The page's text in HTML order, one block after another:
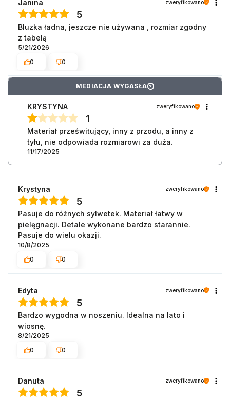
Janina zweryfikowano
5
Bluzka ładna, jeszcze nie używana , rozmiar zgodny
z tabelą
5/21/2026
0
0
MEDIACJA WYGASŁA ?
KRYSTYNA zweryfikowano
1
Materiał prześwitujący, inny z przodu, a inny z
tyłu, nie odpowiada rozmiarowi za duża.
11/17/2025
Krystyna zweryfikowano
5
Pasuje do różnych sylwetek. Materiał łatwy w
pielęgnacji. Detale wykonane bardzo starannie.
Pasuje do wielu okazji.
10/8/2025
0
0
Edyta zweryfikowano
5
Bardzo wygodna w noszeniu. Idealna na lato i
wiosnę.
8/21/2025
0
0
Danuta zweryfikowano
5